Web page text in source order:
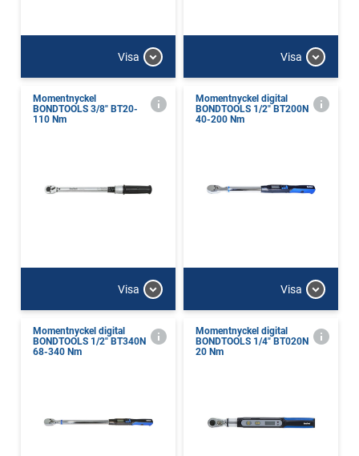
Visa Visa
Momentnyckel
BONDTOOLS 3/8" BT20-
110 Nm
Visa
Momentnyckel digital
BONDTOOLS 1/2" BT200N
40-200 Nm
Visa
Momentnyckel digital
BONDTOOLS 1/2" BT340N
68-340 Nm
Momentnyckel digital
BONDTOOLS 1/4" BT020N
20 Nm